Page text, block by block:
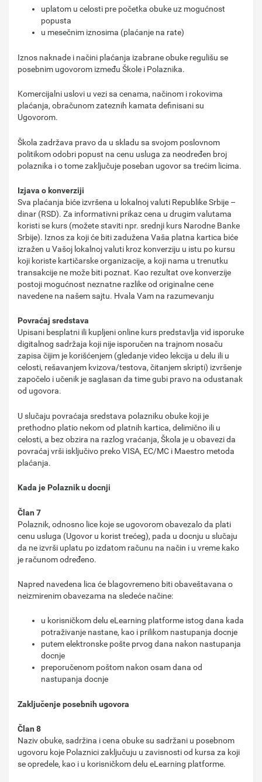
uplatom u celosti pre početka obuke uz mogućnost
popusta
u mesečnim iznosima (plaćanje na rate)
Iznos naknade i načini plaćanja izabrane obuke regulišu se
posebnim ugovorom između Škole i Polaznika.
Komercijalni uslovi u vezi sa cenama, načinom i rokovima
plaćanja, obračunom zateznih kamata definisani su
Ugovorom.
Škola zadržava pravo da u skladu sa svojom poslovnom
politikom odobri popust na cenu usluga za neodređen broj
polaznika i o tome zaključuje poseban ugovor sa trećim licima.
Izjava o konverziji
Sva plaćanja biće izvršena u lokalnoj valuti Republike Srbije –
dinar (RSD). Za informativni prikaz cena u drugim valutama
koristi se kurs (možete staviti npr. srednji kurs Narodne Banke
Srbije). Iznos za koji će biti zadužena Vaša platna kartica biće
izražen u Vašoj lokalnoj valuti kroz konverziju u istu po kursu
koji koriste kartičarske organizacije, a koji nama u trenutku
transakcije ne može biti poznat. Kao rezultat ove konverzije
postoji mogućnost neznatne razlike od originalne cene
navedene na našem sajtu. Hvala Vam na razumevanju
Povraćaj sredstava
Upisani besplatni ili kupljeni online kurs predstavlja vid isporuke
digitalnog sadržaja koji nije isporučen na trajnom nosaču
zapisa čijim je korišćenjem (gledanje video lekcija u delu ili u
celosti, rešavanjem kvizova/testova, čitanjem skripti) izvršenje
započelo i učenik je saglasan da time gubi pravo na odustanak
od ugovora.
U slučaju povraćaja sredstava polazniku obuke koji je
prethodno platio nekom od platnih kartica, delimično ili u
celosti, a bez obzira na razlog vraćanja, Škola je u obavezi da
povraćaj vrši isključivo preko VISA, EC/MC i Maestro metoda
plaćanja.
Kada je Polaznik u docnji
Član 7
Polaznik, odnosno lice koje se ugovorom obavezalo da plati
cenu usluga (Ugovor u korist trećeg), pada u docnju u slučaju
da ne izvrši uplatu po izdatom računu na način i u vreme kako
je računom određeno.
Napred navedena lica će blagovremeno biti obaveštavana o
neizmirenim obavezama na sledeće načine:
u korisničkom delu eLearning platforme istog dana kada
potraživanje nastane, kao i prilikom nastupanja docnje
putem elektronske pošte prvog dana nakon nastupanja
docnje
preporučenom poštom nakon osam dana od
nastupanja docnje
Zaključenje posebnih ugovora
Član 8
Naziv obuke, sadržina i cena obuke su sadržani u posebnom
ugovoru koje Polaznici zaključuju u zavisnosti od kursa za koji
se opredele, kao i u korisničkom delu eLearning platforme.